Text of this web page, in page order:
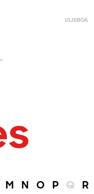
ULISBOA
M N O P Q R